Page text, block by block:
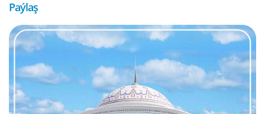
Paýlaş